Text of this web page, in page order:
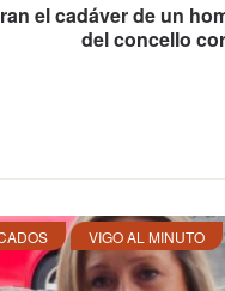
el cadáver de un
del concello
VIGO AL MINUTO